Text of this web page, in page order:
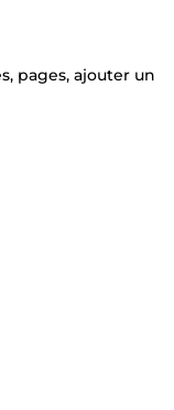
pages, ajouter un